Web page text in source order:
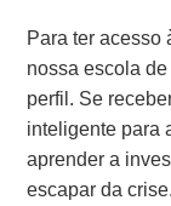
Para ter
nossa escola
perfil. Se
inteligente para
aprender a
escapar da crise.